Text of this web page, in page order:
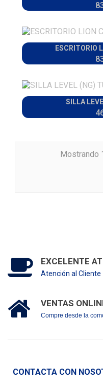
ESCRITORIO
SILLA
Mostrando
EXCELENTE
Atención al Cliente
VENTAS
Compre desde la
CONTACTA CON